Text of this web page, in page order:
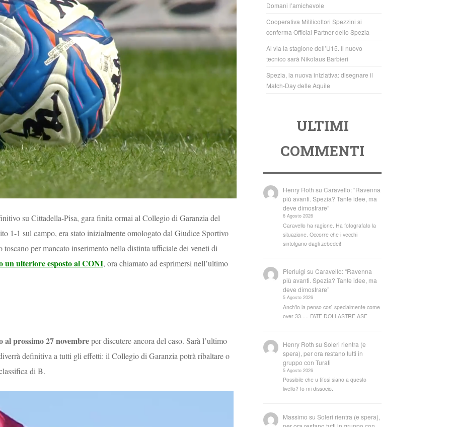
su Cittadella-Pisa, gara finita ormai al Collegio di Garanzia del
1-1 sul campo, era stato inizialmente omologato dal Giudice Sportivo
toscano per mancato inserimento nella distinta ufficiale dei veneti di
un ulteriore esposto al CONI, ora chiamato ad esprimersi nell’ultimo
al prossimo 27 novembreper discutere ancora del caso. Sarà l’ultimo
definitiva a tutti gli effetti: il Collegio di Garanzia potrà ribaltare o
di B.
Domani l’amichevole
Cooperativa Mitilicoltori Spezzini si
conferma Official Partner dello Spezia
Al via la stagione dell’U15. Il nuovo
tecnico sarà Nikolaus Barbieri
Spezia, la nuova iniziativa: disegnare il
Match-Day delle Aquile
ULTIMI
COMMENTI
Henry Roth suCaravello: “Ravenna
più avanti. Spezia? Tante idee, ma
deve dimostrare”
6 Agosto 2026
Caravello ha ragione. Ha fotografato la
situazione. Occorre che i vecchi
sintolgano dagli zebedei!
Pierluigi suCaravello: “Ravenna
più avanti. Spezia? Tante idee, ma
deve dimostrare”
5 Agosto 2026
Anch'io la penso così specialmente come
over 33..... FATE DOI LASTRE ASE
Henry Roth suSoleri rientra (e
spera), per ora restano tutti in
gruppo con Turati
5 Agosto 2026
Possibile che u tifosi siano a questo
livello? Io mi dissocio.
Massimo suSoleri rientra (e spera),